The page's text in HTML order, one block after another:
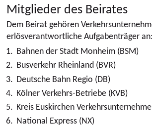
Mitglieder des Beirates
Dem Beirat gehören
erlösverantwortliche Aufgabenträger an:
Bahnen der Stadt Monheim (BSM)
Busverkehr Rheinland (BVR)
Deutsche Bahn Regio (DB)
Kölner Verkehrs-Betriebe (KVB)
Kreis Euskirchen
National Express (NX)